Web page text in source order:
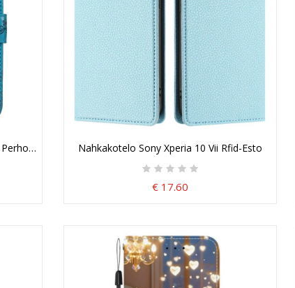
SuojakuoriNahkakotelo Sony Xperia 10 Vii Rfid-Esto
€ 17.60